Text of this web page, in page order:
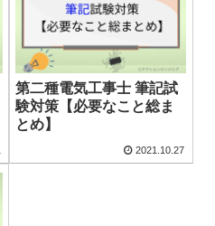
第二種電気工事士 筆記試
験対策【必要なこと総ま
とめ】
2021.10.27